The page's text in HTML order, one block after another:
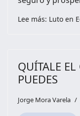
Lee más: Luto en
QUÍTALE EL
PUEDES
Jorge Mora Varela